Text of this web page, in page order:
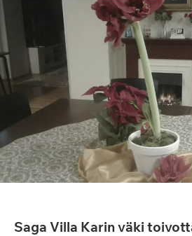
Saga Villa Karin väki